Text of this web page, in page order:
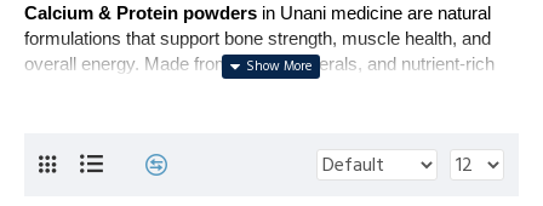
Calcium & Protein powders in Unani medicine are natural
formulations that support bone strength, muscle health, and
overall energy. Made from herbs, minerals, and nutrient-rich
Commonly used for weak bones, muscle fatigue, and
Popular formulations include powders enriched with